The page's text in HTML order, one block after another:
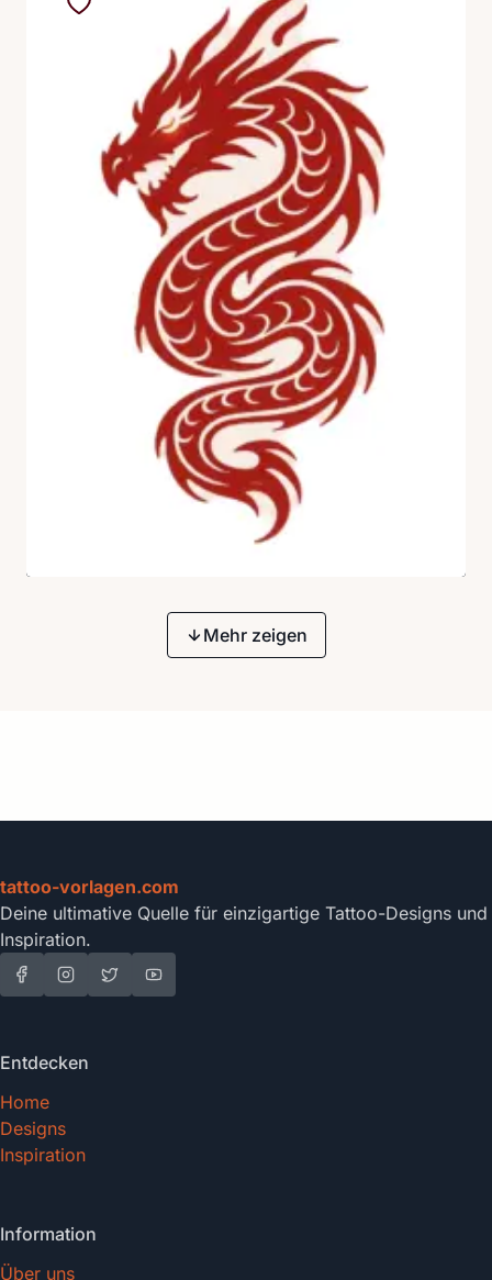
Mehr zeigen
tattoo-vorlagen.com
Deine ultimative Quelle für einzigartige Tattoo-Designs und
Inspiration.
Entdecken
Home
Designs
Inspiration
Information
Über uns